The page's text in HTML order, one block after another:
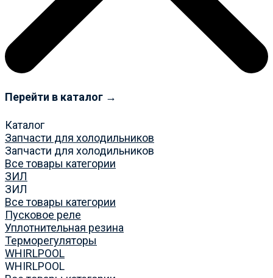
Перейти в каталог →
Каталог
Запчасти для холодильников
Запчасти для холодильников
Все товары категории
ЗИЛ
ЗИЛ
Все товары категории
Пусковое реле
Уплотнительная резина
Терморегуляторы
WHIRLPOOL
WHIRLPOOL